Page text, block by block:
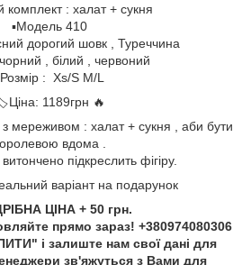
комплект : халат + сукня
▪️Модель 410
дорогий шовк , Туреччина
, білий , червоний
: Xs/S M/L
1189грн 🔥
мереживом : халат + сукня , аби бути
вдома .
підкреслить фігіру.
варіант на подарунок
ЦІНА + 50 грн.
прямо зараз! +380974080306
і залиште нам свої дані для
зв'яжуться з Вами для